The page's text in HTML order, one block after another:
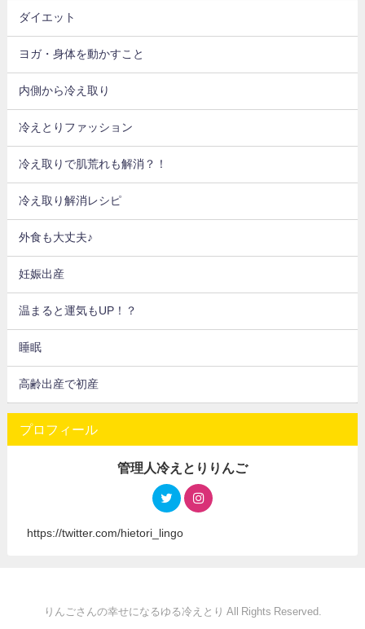
ダイエット
ヨガ・身体を動かすこと
内側から冷え取り
冷えとりファッション
冷え取りで肌荒れも解消？！
冷え取り解消レシピ
外食も大丈夫♪
妊娠出産
温まると運気もUP！？
睡眠
高齢出産で初産
プロフィール
管理人冷えとりりんご
https://twitter.com/hietori_lingo
りんごさんの幸せになるゆる冷えとり All Rights Reserved.